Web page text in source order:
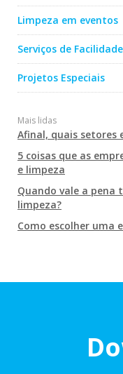
Limpeza em eventos
Serviços de
Projetos Especiais
Mais lidas
Afinal, quais setores
5 coisas que as
e limpeza
Quando vale a pena
limpeza?
Como escolher uma